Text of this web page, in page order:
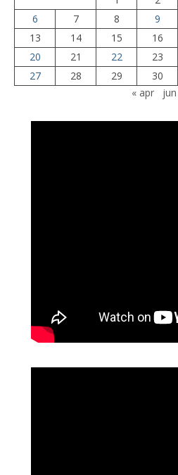
6
7 8 9
13
14 15 16
20
21 22 23
27
28 29 30
« apr